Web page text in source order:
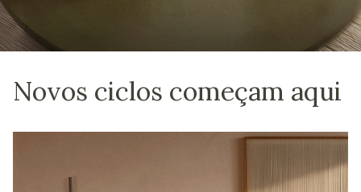
Novos ciclos começam aqui